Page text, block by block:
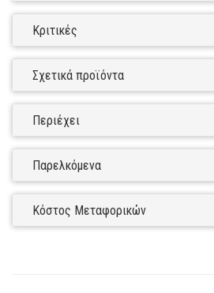
Κριτικές
Σχετικά προϊόντα
Περιέχει
Παρελκόμενα
Κόστος Μεταφορικών